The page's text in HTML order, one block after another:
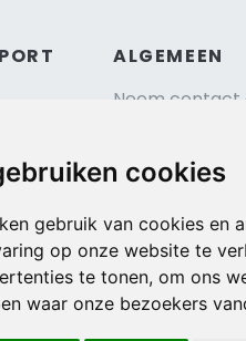
cookies
gebruik van cookies en
op onze website te
te tonen, om ons
waar onze bezoekers
ALGEMEEN
Neem contact
Algemene